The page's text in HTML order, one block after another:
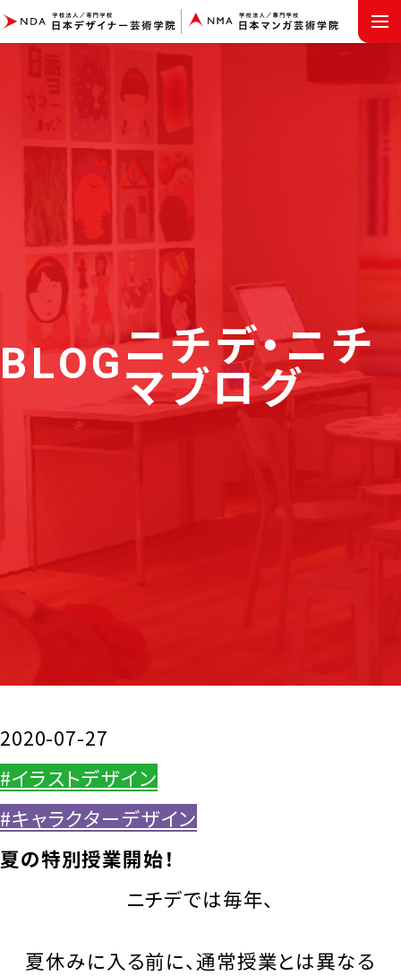
BLOGニチデ・ニチ
マブログ
2020-07-27
#イラストデザイン
#キャラクターデザイン
夏の特別授業開始！
ニチデでは毎年、
夏休みに入る前に、通常授業とは異なる